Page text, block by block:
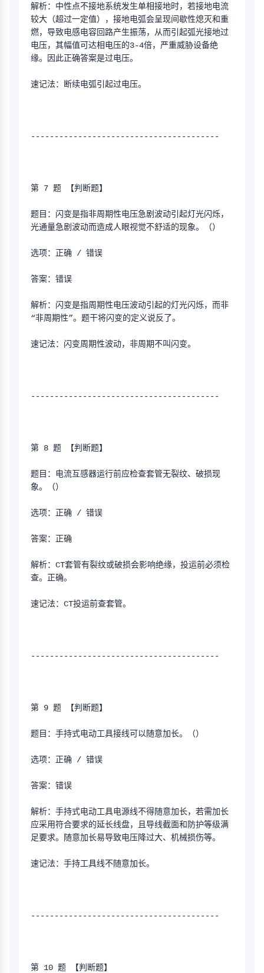
解析：中性点不接地系统发生单相接地时，若接地电流
较大（超过一定值），接地电弧会呈现间歇性熄灭和重
燃，导致电感电容回路产生振荡，从而引起弧光接地过
电压，其幅值可达相电压的3-4倍，严重威胁设备绝
缘。因此正确答案是过电压。
速记法：断续电弧引起过电压。
----------------------------------------
第 7 题 【判断题】
题目：闪变是指非周期性电压急剧波动引起灯光闪烁，
光通量急剧波动而造成人眼视觉不舒适的现象。（）
选项：正确 / 错误
答案：错误
解析：闪变是指周期性电压波动引起的灯光闪烁，而非
“非周期性”。题干将闪变的定义说反了。
速记法：闪变周期性波动，非周期不叫闪变。
----------------------------------------
第 8 题 【判断题】
题目：电流互感器运行前应检查套管无裂纹、破损现
象。（）
选项：正确 / 错误
答案：正确
解析：CT套管有裂纹或破损会影响绝缘，投运前必须检
查。正确。
速记法：CT投运前查套管。
----------------------------------------
第 9 题 【判断题】
题目：手持式电动工具接线可以随意加长。（）
选项：正确 / 错误
答案：错误
解析：手持式电动工具电源线不得随意加长，若需加长
应采用符合要求的延长线盘，且导线截面和防护等级满
足要求。随意加长易导致电压降过大、机械损伤等。
速记法：手持工具线不随意加长。
----------------------------------------
第 10 题 【判断题】